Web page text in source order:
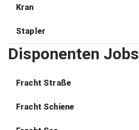
Kran
Stapler
Disponenten Jobs
Fracht Straße
Fracht Schiene